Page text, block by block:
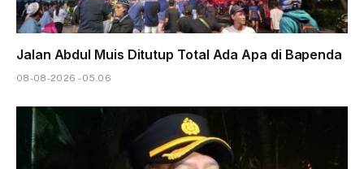
Jalan Abdul Muis Ditutup Total Ada Apa di Bapenda
08-08-2026 - 05.06